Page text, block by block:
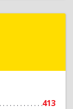
413
ул, дом № 8,